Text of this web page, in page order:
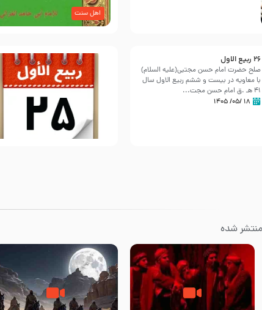
اهل سنت
26 ربيع الاول
صلح حضرت امام حسن مجتبی(علیه السلام)
با معاویه در بیست و ششم ربیع الاول سال
41 هـ .ق امام حسن مجت...
۱۸ /۰۵/ ۱۴۰۵
شده